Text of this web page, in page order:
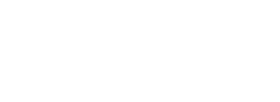
誠摯邀請十方善信大德攜家帶眷前來參香，共同向七娘媽祝壽祈福
我們協助您的廟宇推廣。
仰